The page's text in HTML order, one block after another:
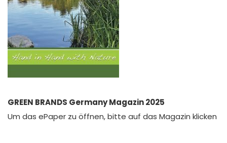
GREEN BRANDS Germany Magazin 2025
Um das ePaper zu öffnen, bitte auf das Magazin klicken